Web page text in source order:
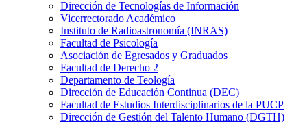
Dirección de Tecnologías de Información
Vicerrectorado Académico
Instituto de Radioastronomía (INRAS)
Facultad de Psicología
Asociación de Egresados y Graduados
Facultad de Derecho 2
Departamento de Teología
Dirección de Educación Continua (DEC)
Facultad de Estudios Interdisciplinarios de la PUCP
Dirección de Gestión del Talento Humano (DGTH)